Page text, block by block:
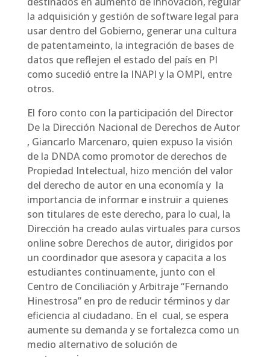
la adquisición y gestión de software legal para
usar dentro del Gobierno, generar una cultura
de patentameinto, la integración de bases de
datos que reflejen el estado del país en PI
como sucedió entre la INAPI y la OMPI, entre
otros.
El foro conto con la participación del Director
De la Dirección Nacional de Derechos de Autor
, Giancarlo Marcenaro, quien expuso la visión
de la DNDA como promotor de derechos de
Propiedad Intelectual, hizo mención del valor
del derecho de autor en una economía y la
importancia de informar e instruir a quienes
son titulares de este derecho, para lo cual, la
Dirección ha creado aulas virtuales para cursos
online sobre Derechos de autor, dirigidos por
un coordinador que asesora y capacita a los
estudiantes continuamente, junto con el
Centro de Conciliación y Arbitraje “Fernando
Hinestrosa” en pro de reducir términos y dar
eficiencia al ciudadano. En el cual, se espera
aumente su demanda y se fortalezca como un
medio alternativo de solución de